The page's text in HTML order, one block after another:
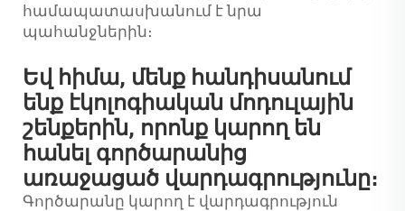
համապատասխանում է նրա
պահանջներին։
Եվ հիմա, մենք հանդիսանում
ենք էկոլոգիական մոդուլային
շենքերին, որոնք կարող են
հանել գործարանից
առաջացած վարդագրությունը։
Գործարանը կարող է վարդագրություն